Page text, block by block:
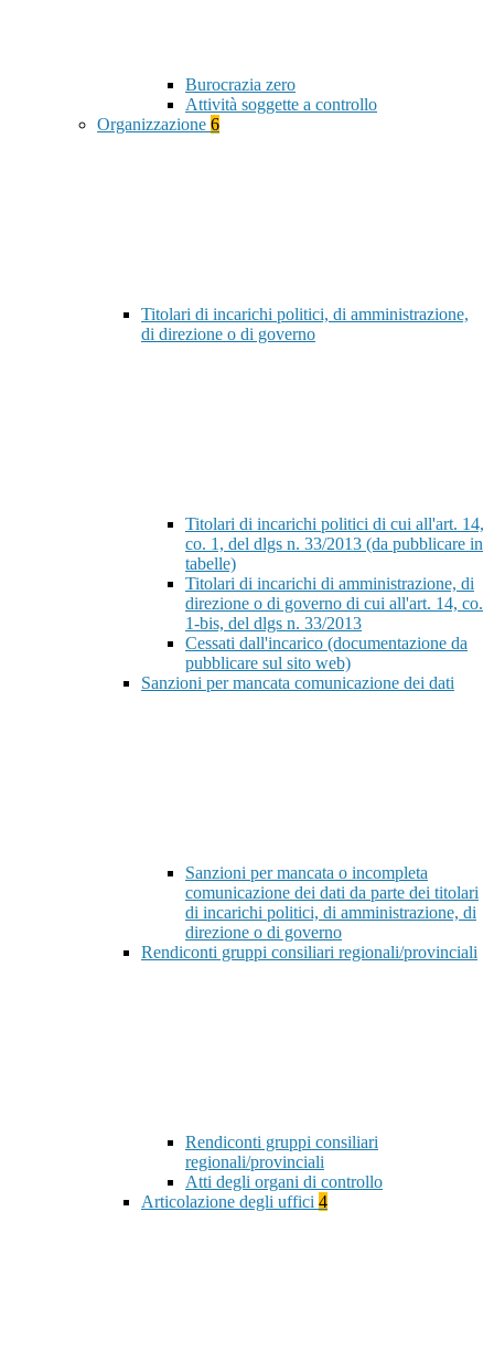
Burocrazia zero
Attività soggette a controllo
Organizzazione 6
Titolari di incarichi politici, di amministrazione,
di direzione o di governo
Titolari di incarichi politici di cui all'art. 14,
co. 1, del dlgs n. 33/2013 (da pubblicare in
tabelle)
Titolari di incarichi di amministrazione, di
direzione o di governo di cui all'art. 14, co.
1-bis, del dlgs n. 33/2013
Cessati dall'incarico (documentazione da
pubblicare sul sito web)
Sanzioni per mancata comunicazione dei dati
Sanzioni per mancata o incompleta
comunicazione dei dati da parte dei titolari
di incarichi politici, di amministrazione, di
direzione o di governo
Rendiconti gruppi consiliari regionali/provinciali
Rendiconti gruppi consiliari
regionali/provinciali
Atti degli organi di controllo
Articolazione degli uffici 4